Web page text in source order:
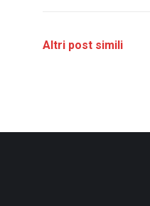
Altri post simili